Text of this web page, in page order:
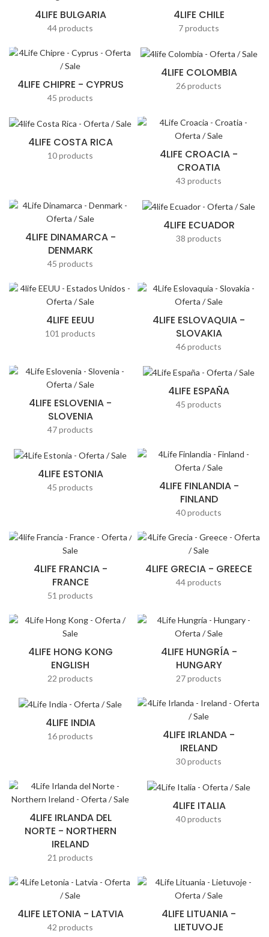
4LIFE BULGARIA
44 products
4LIFE CHILE
7 products
4LIFE CHIPRE - CYPRUS
45 products
4LIFE COLOMBIA
26 products
4LIFE COSTA RICA
10 products
4LIFE CROACIA -
CROATIA
43 products
4LIFE DINAMARCA -
DENMARK
45 products
4LIFE ECUADOR
38 products
4LIFE EEUU
101 products
4LIFE ESLOVAQUIA -
SLOVAKIA
46 products
4LIFE ESLOVENIA -
SLOVENIA
47 products
4LIFE ESPAÑA
45 products
4LIFE ESTONIA
45 products
4LIFE FINLANDIA -
FINLAND
40 products
4LIFE FRANCIA -
FRANCE
51 products
4LIFE GRECIA - GREECE
44 products
4LIFE HONG KONG
ENGLISH
22 products
4LIFE HUNGRÍA -
HUNGARY
27 products
4LIFE INDIA
16 products
4LIFE IRLANDA -
IRELAND
30 products
4LIFE IRLANDA DEL
NORTE - NORTHERN
IRELAND
21 products
4LIFE ITALIA
40 products
4LIFE LETONIA - LATVIA
42 products
4LIFE LITUANIA -
LIETUVOJE